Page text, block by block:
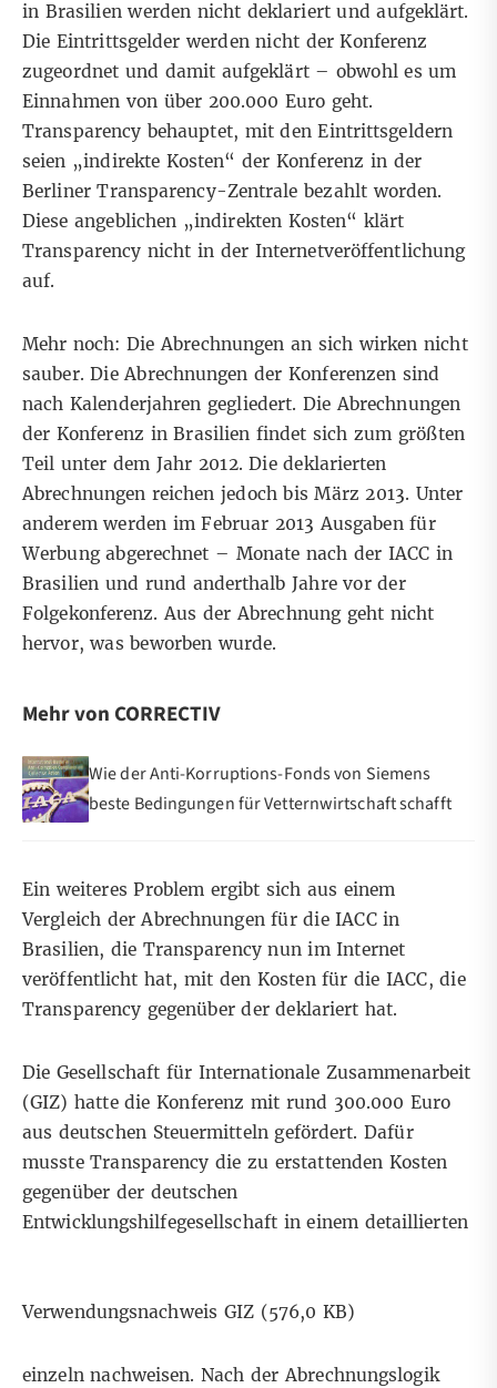
in Brasilien werden nicht deklariert und aufgeklärt.
Die Eintrittsgelder werden nicht der Konferenz
zugeordnet und damit aufgeklärt – obwohl es um
Einnahmen von über 200.000 Euro geht.
Transparency behauptet, mit den Eintrittsgeldern
seien „indirekte Kosten“ der Konferenz in der
Berliner Transparency-Zentrale bezahlt worden.
Diese angeblichen „indirekten Kosten“ klärt
Transparency nicht in der Internetveröffentlichung
auf.
Mehr noch: Die Abrechnungen an sich wirken nicht
sauber. Die Abrechnungen der Konferenzen sind
nach Kalenderjahren gegliedert. Die Abrechnungen
der Konferenz in Brasilien findet sich zum größten
Teil unter dem Jahr 2012. Die deklarierten
Abrechnungen reichen jedoch bis März 2013. Unter
anderem werden im Februar 2013 Ausgaben für
Werbung abgerechnet – Monate nach der IACC in
Brasilien und rund anderthalb Jahre vor der
Folgekonferenz. Aus der Abrechnung geht nicht
hervor, was beworben wurde.
Mehr von CORRECTIV
Wie der Anti-Korruptions-Fonds von Siemens
beste Bedingungen für Vetternwirtschaft schafft
Ein weiteres Problem ergibt sich aus einem
Vergleich der Abrechnungen für die IACC in
Brasilien, die Transparency nun im Internet
veröffentlicht hat, mit den Kosten für die IACC, die
Transparency gegenüber der deklariert hat.
Die Gesellschaft für Internationale Zusammenarbeit
(GIZ) hatte die Konferenz mit rund 300.000 Euro
aus deutschen Steuermitteln gefördert. Dafür
musste Transparency die zu erstattenden Kosten
gegenüber der deutschen
Entwicklungshilfegesellschaft in einem detaillierten
Verwendungsnachweis GIZ (576,0 KB)
einzeln nachweisen. Nach der Abrechnungslogik